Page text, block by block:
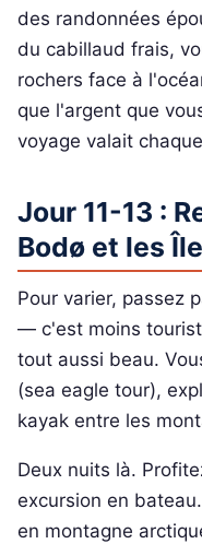
des randonnées
du cabillaud frais,
rochers face à
que l'argent que
voyage valait
Jour 11-13 :
Bodø et les
Pour varier, passez
— c'est moins
tout aussi beau.
(sea eagle tour),
kayak entre les
Deux nuits là.
excursion en
en montagne